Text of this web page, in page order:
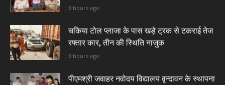
3 hours ago
चकिया टोल प्लाजा के पास खड़े ट्रक से टकराई तेज
रफ्तार कार, तीन की स्थिति नाजुक
3 hours ago
पीएमश्री जवाहर नवोदय विद्यालय वृन्दावन के स्थापना